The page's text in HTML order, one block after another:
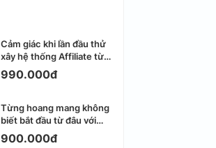
Cảm giác khi lần đầu thử
xây hệ thống Affiliate từ
Facebook cá nhân
990.000đ
Từng hoang mang không
biết bắt đầu từ đâu với
Email Marketing
900.000đ